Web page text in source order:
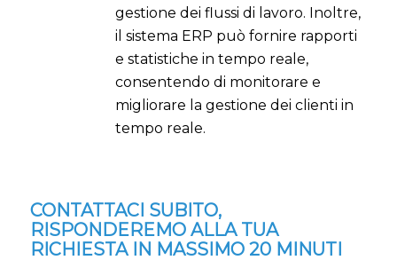
gestione dei flussi di lavoro. Inoltre,
il sistema ERP può fornire rapporti
e statistiche in tempo reale,
consentendo di monitorare e
migliorare la gestione dei clienti in
tempo reale.
CONTATTACI SUBITO,
RISPONDEREMO ALLA TUA
RICHIESTA IN MASSIMO 20 MINUTI